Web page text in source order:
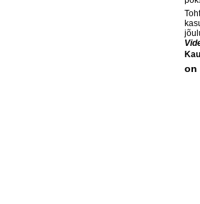
on